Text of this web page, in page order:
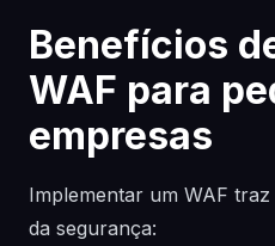
Benefícios
WAF para
empresas
Implementar um WAF
da segurança: